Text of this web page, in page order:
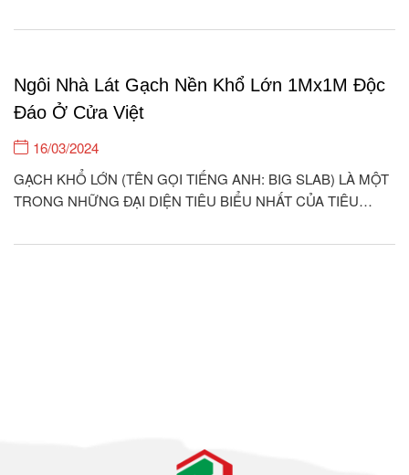
Ngôi Nhà Lát Gạch Nền Khổ Lớn 1Mx1M Độc
Đáo Ở Cửa Việt
16/03/2024
GẠCH KHỔ LỚN (TÊN GỌI TIẾNG ANH: BIG SLAB) LÀ MỘT
TRONG NHỮNG ĐẠI DIỆN TIÊU BIỂU NHẤT CỦA TIÊU
GẠCH NÀY CHO KHÔNG GIAN NHÀ CỬA QUẢ THỰC ĐEM